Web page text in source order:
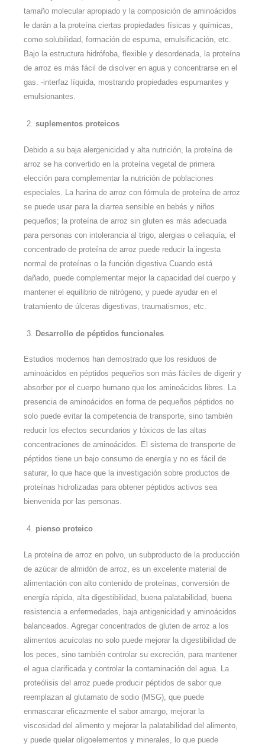
tamaño molecular apropiado y la composición de aminoácidos
le darán a la proteína ciertas propiedades físicas y químicas,
como solubilidad, formación de espuma, emulsificación, etc.
Bajo la estructura hidrófoba, flexible y desordenada, la proteína
de arroz es más fácil de disolver en agua y concentrarse en el
gas. -interfaz líquida, mostrando propiedades espumantes y
emulsionantes.
suplementos proteicos
Debido a su baja alergenicidad y alta nutrición, la proteína de
arroz se ha convertido en la proteína vegetal de primera
elección para complementar la nutrición de poblaciones
especiales. La harina de arroz con fórmula de proteína de arroz
se puede usar para la diarrea sensible en bebés y niños
pequeños; la proteína de arroz sin gluten es más adecuada
para personas con intolerancia al trigo, alergias o celiaquía; el
concentrado de proteína de arroz puede reducir la ingesta
normal de proteínas o la función digestiva Cuando está
dañado, puede complementar mejor la capacidad del cuerpo y
mantener el equilibrio de nitrógeno; y puede ayudar en el
tratamiento de úlceras digestivas, traumatismos, etc.
Desarrollo de péptidos funcionales
Estudios modernos han demostrado que los residuos de
aminoácidos en péptidos pequeños son más fáciles de digerir y
absorber por el cuerpo humano que los aminoácidos libres. La
presencia de aminoácidos en forma de pequeños péptidos no
solo puede evitar la competencia de transporte, sino también
reducir los efectos secundarios y tóxicos de las altas
concentraciones de aminoácidos. El sistema de transporte de
péptidos tiene un bajo consumo de energía y no es fácil de
saturar, lo que hace que la investigación sobre productos de
proteínas hidrolizadas para obtener péptidos activos sea
bienvenida por las personas.
pienso proteico
La proteína de arroz en polvo, un subproducto de la producción
de azúcar de almidón de arroz, es un excelente material de
alimentación con alto contenido de proteínas, conversión de
energía rápida, alta digestibilidad, buena palatabilidad, buena
resistencia a enfermedades, baja antigenicidad y aminoácidos
balanceados. Agregar concentrados de gluten de arroz a los
alimentos acuícolas no solo puede mejorar la digestibilidad de
los peces, sino también controlar su excreción, para mantener
el agua clarificada y controlar la contaminación del agua. La
proteólisis del arroz puede producir péptidos de sabor que
reemplazan al glutamato de sodio (MSG), que puede
enmascarar eficazmente el sabor amargo, mejorar la
viscosidad del alimento y mejorar la palatabilidad del alimento,
y puede quelar oligoelementos y minerales, lo que puede